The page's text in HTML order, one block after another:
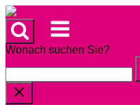
Skip
to
content
Menu
Wonach suchen Sie?